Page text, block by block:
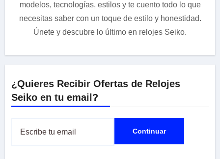
modelos, tecnologías, estilos y te cuento todo lo que
necesitas saber con un toque de estilo y honestidad.
Únete y descubre lo último en relojes Seiko.
¿Quieres Recibir Ofertas de Relojes
Seiko en tu email?